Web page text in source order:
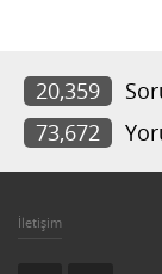
20,359
73,672
İletişim